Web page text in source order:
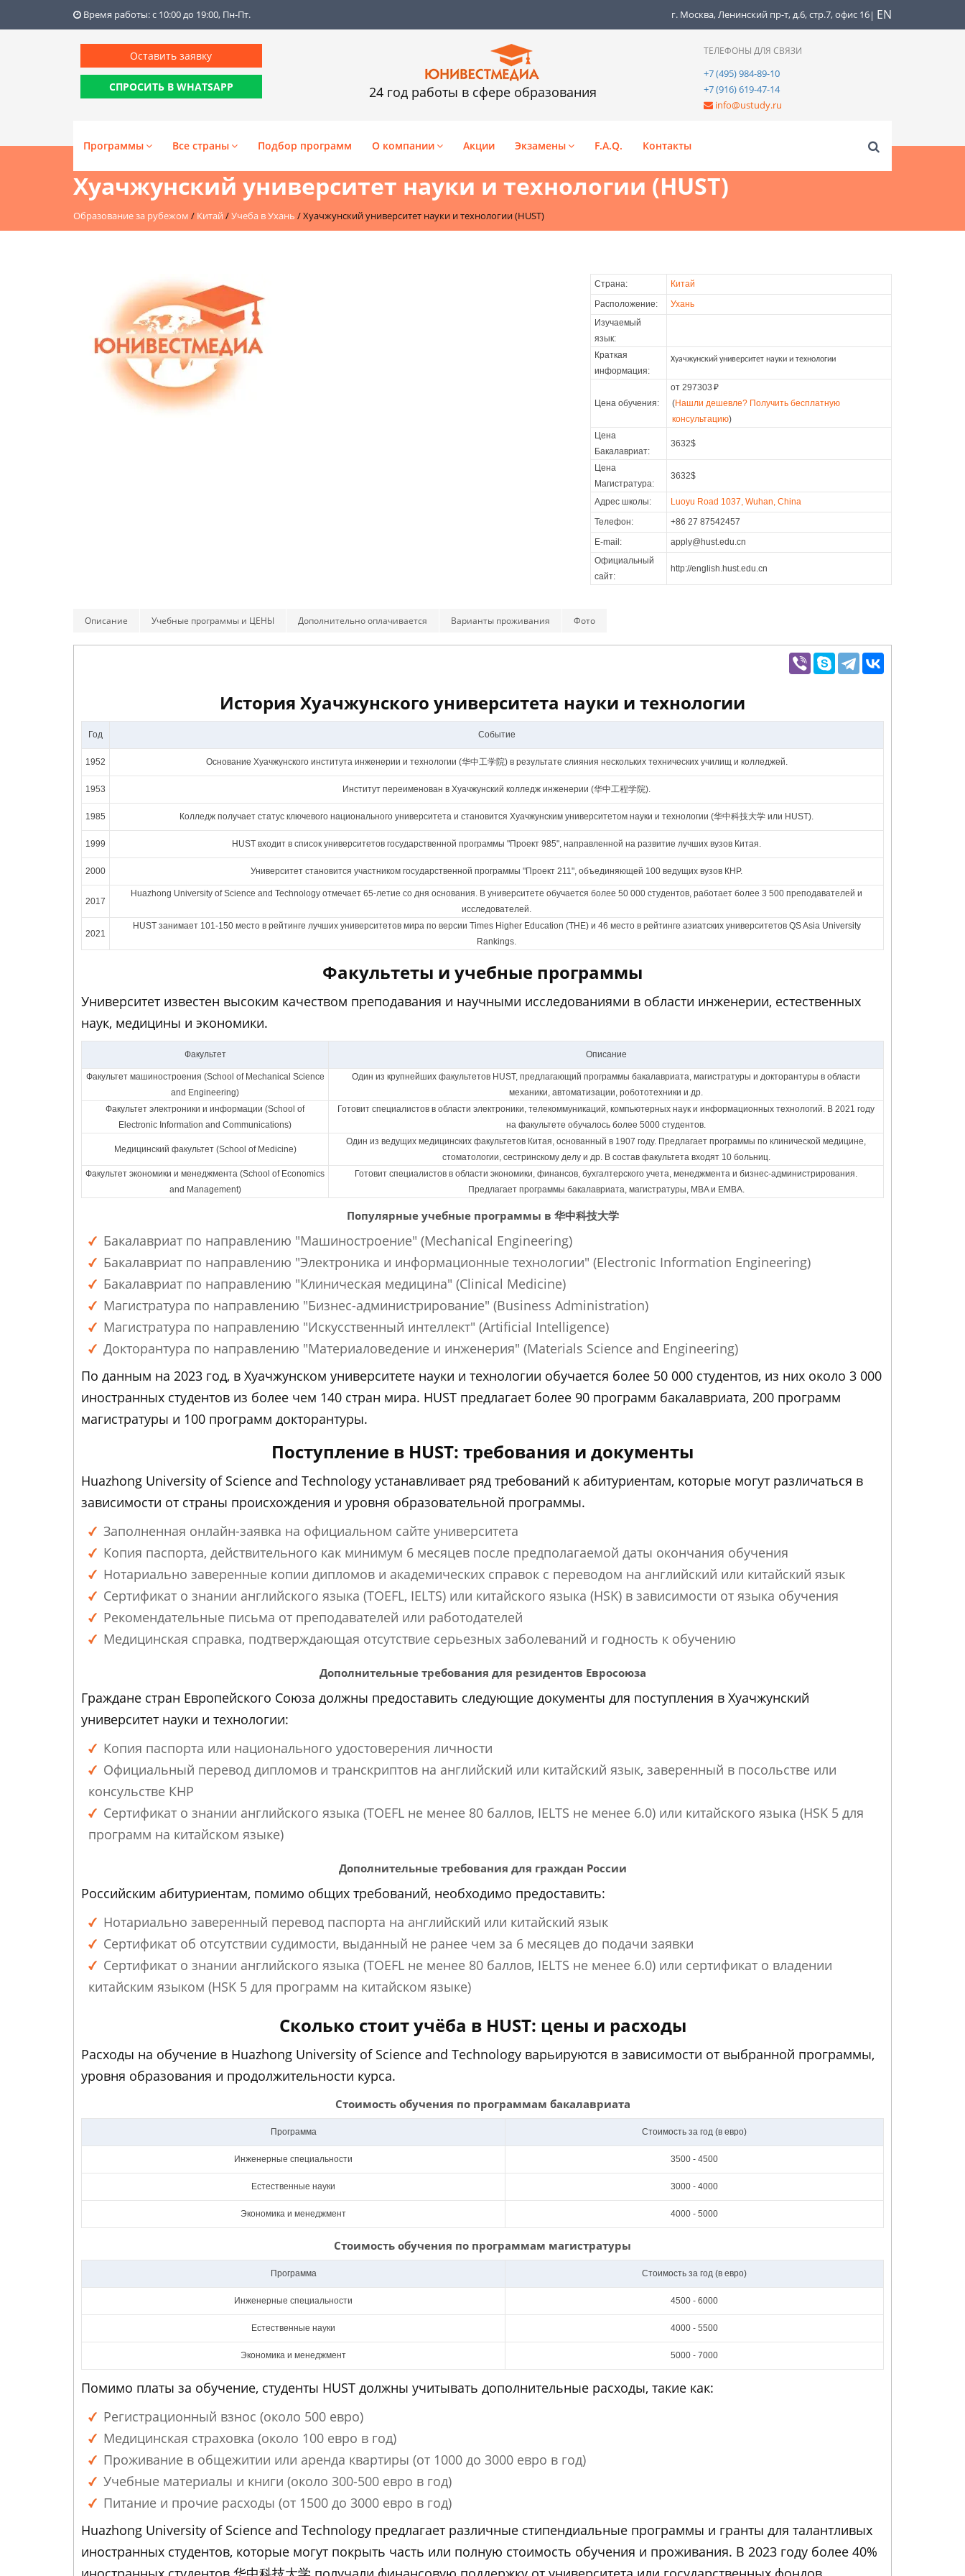
Время работы: с 10:00 до 19:00, Пн-Пт. г. Москва, Ленинский пр-т, д.6, стр.7, офис 16| EN
Оставить заявку
СПРОСИТЬ В WHATSAPP 24 год работы в сфере образования
ТЕЛЕФОНЫ ДЛЯ СВЯЗИ
+7 (495) 984-89-10
+7 (916) 619-47-14
info@ustudy.ru
Программы Все страны Подбор программ О компании Акции Экзамены F.A.Q. Контакты
Хуачжунский университет науки и технологии (HUST)
Образование за рубежом / Китай /Учеба в Ухань /Хуачжунский университет науки и технологии (HUST)
Страна:
Китай
Расположение:
Ухань
Изучаемый
язык:
Краткая
информация:
Хуачжунский университет науки и технологии
Цена обучения:
от 297303 ₽
(Нашли дешевле? Получить бесплатную
консультацию)
Цена
Бакалавриат:
3632$
Цена
Магистратура:
3632$
Адрес школы:
Luoyu Road 1037, Wuhan, China
Телефон:
+86 27 87542457
E-mail:
apply@hust.edu.cn
Официальный
сайт:
http://english.hust.edu.cn
Описание Учебные программы и ЦЕНЫ Дополнительно оплачивается Варианты проживания Фото
История Хуачжунского университета науки и технологии
Год Событие
1952 Основание Хуачжунского института инженерии и технологии (华中工学院) в результате слияния нескольких технических училищ и колледжей.
1953 Институт переименован в Хуачжунский колледж инженерии (华中工程学院).
1985 Колледж получает статус ключевого национального университета и становится Хуачжунским университетом науки и технологии (华中科技大学 или HUST).
1999 HUST входит в список университетов государственной программы "Проект 985", направленной на развитие лучших вузов Китая.
2000 Университет становится участником государственной программы "Проект 211", объединяющей 100 ведущих вузов КНР.
2017
Huazhong University of Science and Technology отмечает 65-летие со дня основания. В университете обучается более 50 000 студентов, работает более 3 500 преподавателей и
исследователей.
2021
HUST занимает 101-150 место в рейтинге лучших университетов мира по версии Times Higher Education (THE) и 46 место в рейтинге азиатских университетов QS Asia University
Rankings.
Факультеты и учебные программы
Университет известен высоким качеством преподавания и научными исследованиями в области инженерии, естественных
наук, медицины и экономики.
Факультет Описание
Факультет машиностроения (School of Mechanical Science
and Engineering)
Один из крупнейших факультетов HUST, предлагающий программы бакалавриата, магистратуры и докторантуры в области
механики, автоматизации, робототехники и др.
Факультет электроники и информации (School of
Electronic Information and Communications)
Готовит специалистов в области электроники, телекоммуникаций, компьютерных наук и информационных технологий. В 2021 году
на факультете обучалось более 5000 студентов.
Медицинский факультет (School of Medicine)
Один из ведущих медицинских факультетов Китая, основанный в 1907 году. Предлагает программы по клинической медицине,
стоматологии, сестринскому делу и др. В состав факультета входят 10 больниц.
Факультет экономики и менеджмента (School of Economics
and Management)
Готовит специалистов в области экономики, финансов, бухгалтерского учета, менеджмента и бизнес-администрирования.
Предлагает программы бакалавриата, магистратуры, MBA и EMBA.
Популярные учебные программы в 华中科技大学
Бакалавриат по направлению "Машиностроение" (Mechanical Engineering)
Бакалавриат по направлению "Электроника и информационные технологии" (Electronic Information Engineering)
Бакалавриат по направлению "Клиническая медицина" (Clinical Medicine)
Магистратура по направлению "Бизнес-администрирование" (Business Administration)
Магистратура по направлению "Искусственный интеллект" (Artificial Intelligence)
Докторантура по направлению "Материаловедение и инженерия" (Materials Science and Engineering)
По данным на 2023 год, в Хуачжунском университете науки и технологии обучается более 50 000 студентов, из них около 3 000
иностранных студентов из более чем 140 стран мира. HUST предлагает более 90 программ бакалавриата, 200 программ
магистратуры и 100 программ докторантуры.
Поступление в HUST: требования и документы
Huazhong University of Science and Technology устанавливает ряд требований к абитуриентам, которые могут различаться в
зависимости от страны происхождения и уровня образовательной программы.
Заполненная онлайн-заявка на официальном сайте университета
Копия паспорта, действительного как минимум 6 месяцев после предполагаемой даты окончания обучения
Нотариально заверенные копии дипломов и академических справок с переводом на английский или китайский язык
Сертификат о знании английского языка (TOEFL, IELTS) или китайского языка (HSK) в зависимости от языка обучения
Рекомендательные письма от преподавателей или работодателей
Медицинская справка, подтверждающая отсутствие серьезных заболеваний и годность к обучению
Дополнительные требования для резидентов Евросоюза
Граждане стран Европейского Союза должны предоставить следующие документы для поступления в Хуачжунский
университет науки и технологии:
Копия паспорта или национального удостоверения личности
Официальный перевод дипломов и транскриптов на английский или китайский язык, заверенный в посольстве или
консульстве КНР
Сертификат о знании английского языка (TOEFL не менее 80 баллов, IELTS не менее 6.0) или китайского языка (HSK 5 для
программ на китайском языке)
Дополнительные требования для граждан России
Российским абитуриентам, помимо общих требований, необходимо предоставить:
Нотариально заверенный перевод паспорта на английский или китайский язык
Сертификат об отсутствии судимости, выданный не ранее чем за 6 месяцев до подачи заявки
Сертификат о знании английского языка (TOEFL не менее 80 баллов, IELTS не менее 6.0) или сертификат о владении
китайским языком (HSK 5 для программ на китайском языке)
Сколько стоит учёба в HUST: цены и расходы
Расходы на обучение в Huazhong University of Science and Technology варьируются в зависимости от выбранной программы,
уровня образования и продолжительности курса.
Стоимость обучения по программам бакалавриата
Программа Стоимость за год (в евро)
Инженерные специальности 3500 - 4500
Естественные науки 3000 - 4000
Экономика и менеджмент 4000 - 5000
Стоимость обучения по программам магистратуры
Программа Стоимость за год (в евро)
Инженерные специальности 4500 - 6000
Естественные науки 4000 - 5500
Экономика и менеджмент 5000 - 7000
Помимо платы за обучение, студенты HUST должны учитывать дополнительные расходы, такие как:
Регистрационный взнос (около 500 евро)
Медицинская страховка (около 100 евро в год)
Проживание в общежитии или аренда квартиры (от 1000 до 3000 евро в год)
Учебные материалы и книги (около 300-500 евро в год)
Питание и прочие расходы (от 1500 до 3000 евро в год)
Huazhong University of Science and Technology предлагает различные стипендиальные программы и гранты для талантливых
иностранных студентов, которые могут покрыть часть или полную стоимость обучения и проживания. В 2023 году более 40%